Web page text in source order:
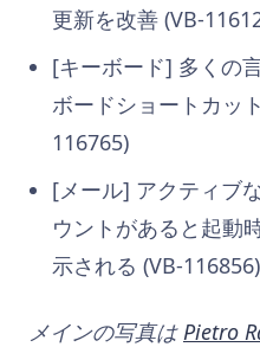
更新を改善 (VB-
[キーボード] 多くの
ボードショートカッ
116765)
[メール] アクティブ
ウントがあると起動
示される (VB-116856)
メインの写真は Pietro